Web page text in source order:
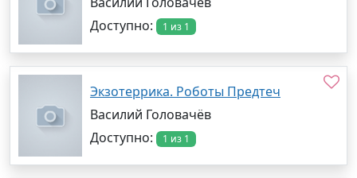
Доступно:
1 из 1
Экзотеррика. Роботы Предтеч
Василий Головачёв
Доступно:
1 из 1